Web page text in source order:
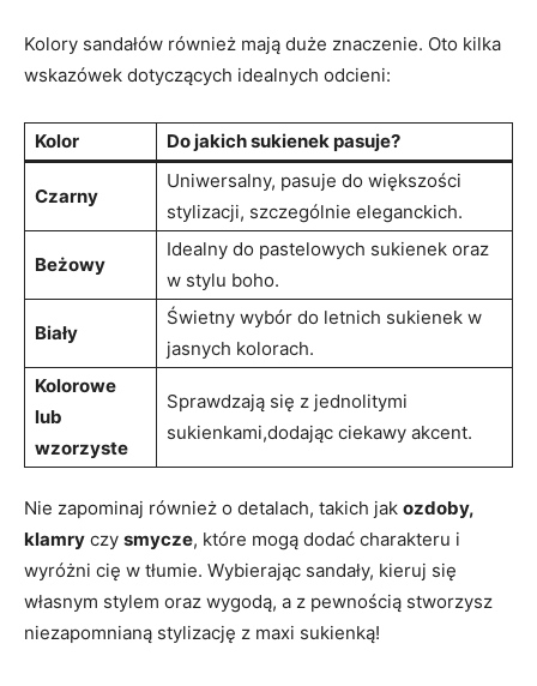
Kolory sandałów również mają duże znaczenie. Oto kilka
wskazówek dotyczących idealnych odcieni:
Kolor Do jakich sukienek pasuje?
Czarny
Uniwersalny, pasuje do większości
stylizacji, szczególnie eleganckich.
Beżowy
Idealny do pastelowych sukienek oraz
w stylu boho.
Biały
Świetny wybór do letnich sukienek w
jasnych kolorach.
Kolorowe
lub
wzorzyste
Sprawdzają się z jednolitymi
sukienkami,dodając ciekawy akcent.
Nie zapominaj również o detalach, takich jak ozdoby,
klamry czy smycze, które mogą dodać charakteru i
wyróżni cię w tłumie. Wybierając sandały, kieruj się
własnym stylem oraz wygodą, a z pewnością stworzysz
niezapomnianą stylizację z maxi sukienką!